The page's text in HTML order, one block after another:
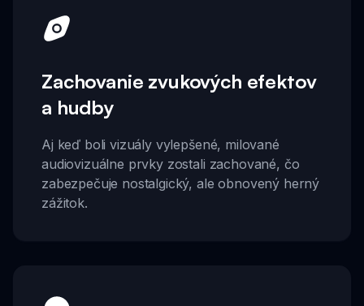
Zachovanie zvukových efektov
a hudby
Aj keď boli vizuály vylepšené, milované
audiovizuálne prvky zostali zachované, čo
zabezpečuje nostalgický, ale obnovený herný
zážitok.